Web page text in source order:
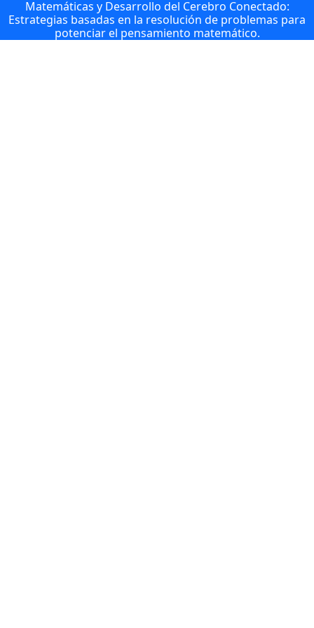
Matemáticas y Desarrollo del Cerebro Conectado:
Estrategias basadas en la resolución de problemas para
potenciar el pensamiento matemático.